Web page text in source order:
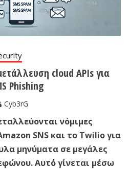
cloud APIs για
Phishing
Cyb3rG
νόμιμες
SNS και το Twilio για
μηνύματα σε μεγάλες
Αυτό γίνεται μέσω